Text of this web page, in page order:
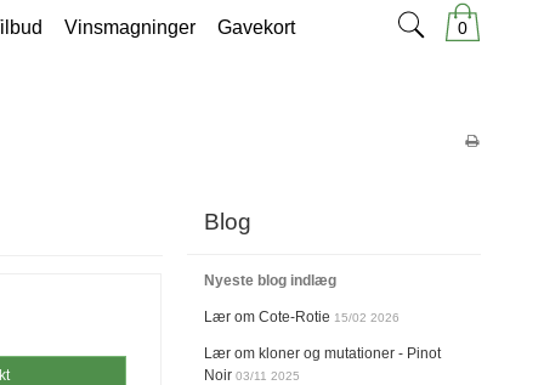
0
Vinsmagninger Gavekort
Blog
Nyeste blog indlæg
Lær om Cote-Rotie 15/02 2026
Lær om kloner og mutationer - Pinot
Noir 03/11 2025